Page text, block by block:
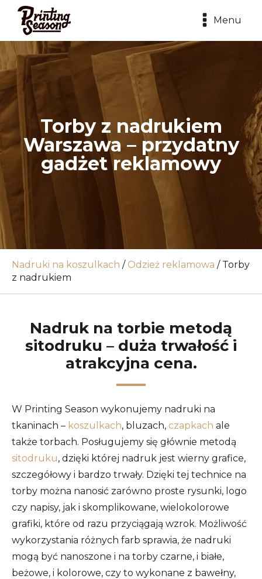
Menu
Torby z nadrukiem
Warszawa – przydatny
gadżet reklamowy
Nadruki na koszulkach / Odzież reklamowa / Torby
z nadrukiem
Nadruk na torbie metodą
sitodruku – duża trwałość i
atrakcyjna cena.
W Printing Season wykonujemy nadruki na
tkaninach – koszulkach, bluzach, czapkach ale
także torbach. Posługujemy się głównie metodą
sitodruku, dzięki której nadruk jest wierny grafice,
szczegółowy i bardzo trwały. Dzięki tej technice na
torby można nanosić zarówno proste rysunki, logo
czy napisy, jak i skomplikowane, wielokolorowe
grafiki, które od razu przyciągają wzrok. Możliwość
wykorzystania różnych farb sprawia, że nadruki
mogą być nanoszone i na torby czarne, i białe,
beżowe, i kolorowe, czy to wykonane z bawełny,